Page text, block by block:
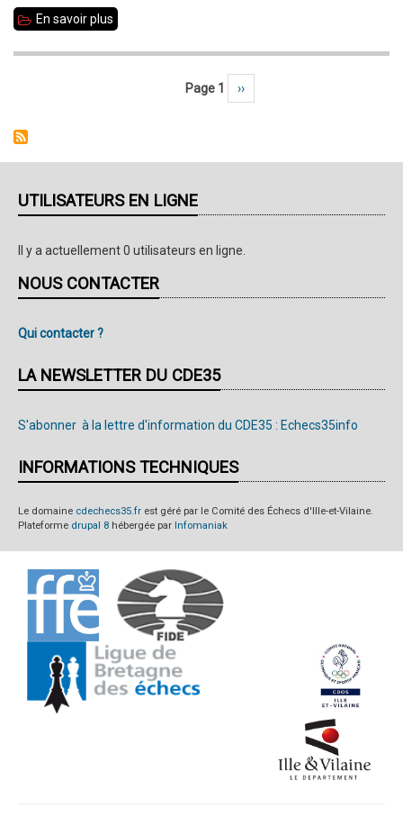
ronde
6
à
de
En savoir plus
de
la
ronde
Page 1 Page suivante
››
UTILISATEURS EN LIGNE
Il y a actuellement 0 utilisateurs en ligne.
NOUS CONTACTER
Qui contacter ?
LA NEWSLETTER DU CDE35
S'abonner à la lettre d'information du CDE35 : Echecs35info
INFORMATIONS TECHNIQUES
Le domaine cdechecs35.fr est géré par le Comité des Échecs d'Ille-et-Vilaine.
Plateforme drupal 8 hébergée par Infomaniak